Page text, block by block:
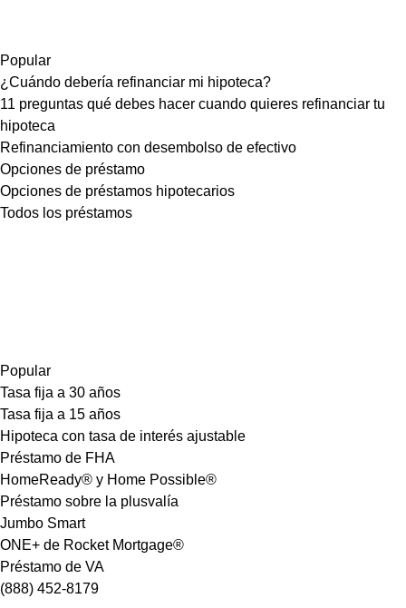
Popular
¿Cuándo debería refinanciar mi hipoteca?
11 preguntas qué debes hacer cuando quieres refinanciar tu
hipoteca
Refinanciamiento con desembolso de efectivo
Opciones de préstamo
Opciones de préstamos hipotecarios
Todos los préstamos
Popular
Tasa fija a 30 años
Tasa fija a 15 años
Hipoteca con tasa de interés ajustable
Préstamo de FHA
HomeReady® y Home Possible®
Préstamo sobre la plusvalía
Jumbo Smart
ONE+ de Rocket Mortgage®
Préstamo de VA
(888) 452-8179